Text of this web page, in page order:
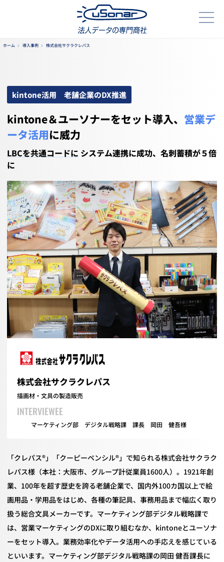
ホーム 導入事例 株式会社サクラクレパス
kintone活用 老舗企業のDX推進
kintone＆ユーソナーをセット導入、 営業デ
ータ活用に威力
LBCを共通コードに システム連携に成功、名刺蓄積が５倍
に
株式会社サクラクレパス
描画材・文具の製造販売
INTERVIEWEE
マーケティング部 デジタル戦略課 課長 岡田 健吾様
「クレパス®」「クーピーペンシル®」で知られる株式会社サクラク
レパス様（本社：大阪市、グループ計従業員1600人）。1921年創
業、100年を超す歴史を誇る老舗企業で、国内外100カ国以上で絵
画用品・学用品をはじめ、各種の筆記具、事務用品まで幅広く取り
扱う総合文具メーカーです。マーケティング部デジタル戦略課で
は、営業マーケティングのDXに取り組むなか、kintoneとユーソナ
ーをセット導入。業務効率化やデータ活用への手応えを感じている
といいます。マーケティング部デジタル戦略課の岡田 健吾課長に